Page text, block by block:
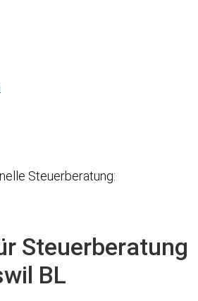
Steuerberatung:
Steuerberatung
BL